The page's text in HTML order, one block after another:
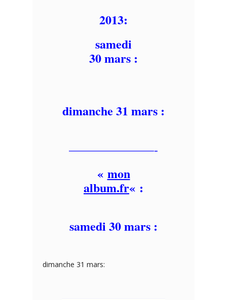
2013:
samedi
30 mars :
dimanche 31 mars :
———————-
« mon
album.fr« :
samedi 30 mars :
dimanche 31 mars: